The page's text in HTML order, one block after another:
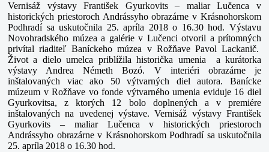
Vernisáž výstavy František Gyurkovits – maliar Lučenca v
historických priestoroch Andrássyho obrazárne v Krásnohorskom
Podhradí sa uskutočnila 25. apríla 2018 o 16.30 hod. Výstavu
Novohradského múzea a galérie v Lučenci otvoril a prítomných
privítal riaditeľ Baníckeho múzea v Rožňave Pavol Lackanič.
Život a dielo umelca priblížila historička umenia a kurátorka
výstavy Andrea Németh Bozó. V interiéri obrazárne je
inštalovaných viac ako 50 výtvarných diel autora. Banícke
múzeum v Rožňave vo fonde výtvarného umenia eviduje 16 diel
Gyurkovitsa, z ktorých 12 bolo doplnených a v premiére
inštalovaných na uvedenej výstave. Vernisáž výstavy František
Gyurkovits – maliar Lučenca v historických priestoroch
Andrássyho obrazárne v Krásnohorskom Podhradí sa uskutočnila
25. apríla 2018 o 16.30 hod.